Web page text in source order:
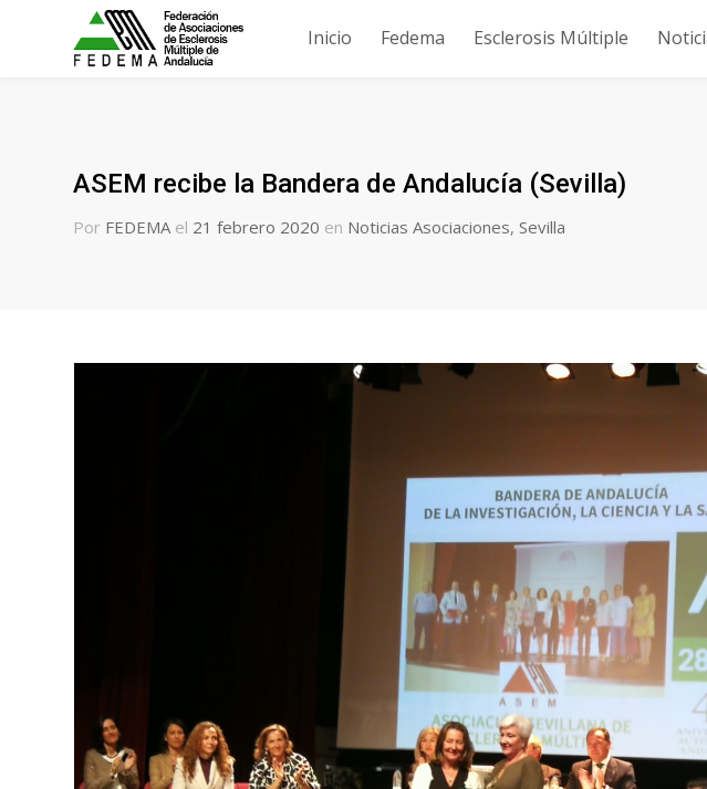
Inicio Fedema Esclerosis Múltiple
ASEM recibe la Bandera de Andalucía (Sevilla)
Por FEDEMA el 21 febrero 2020 en Noticias Asociaciones,Sevilla